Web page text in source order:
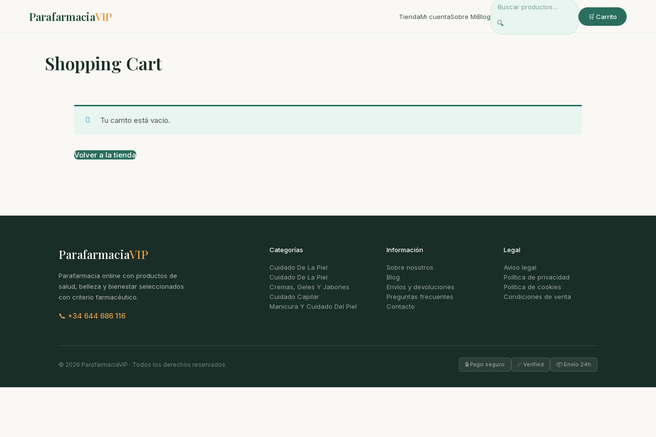
ParafarmaciaVIP TiendaMi cuentaSobre MiBlog
🔍
🛒 Carrito
Shopping Cart
Tu carrito está vacío.
Volver a la tienda
ParafarmaciaVIP
Parafarmacia online con productos de
salud, belleza y bienestar seleccionados
con criterio farmacéutico.
📞 +34 644 686 116
Categorías
Cuidado De La Piel
Cuidado De La Piel
Cremas, Geles Y Jabones
Cuidado Capilar
Manicura Y Cuidado Del Piel
Información
Sobre nosotros
Blog
Envíos y devoluciones
Preguntas frecuentes
Contacto
Legal
Aviso legal
Política de privacidad
Política de cookies
Condiciones de venta
© 2026 ParafarmaciaVIP · Todos los derechos reservados 🔒 Pago seguro ✅ Verified 📦 Envío 24h